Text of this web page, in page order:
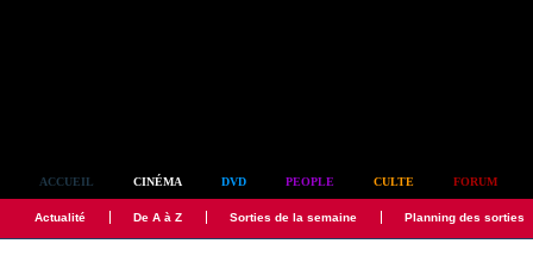
ACCUEIL CINÉMA DVD PEOPLE CULTE FORUM
Actualité De A à Z Sorties de la semaine Planning des sorties